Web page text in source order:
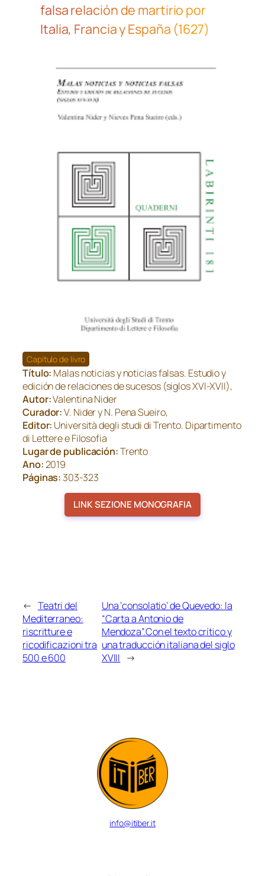
falsa relación de martirio por
Italia, Francia y España (1627)
Capítulo de livro
Título: Malas noticias y noticias falsas. Estudio y
edición de relaciones de sucesos (siglos XVI-XVII),
Autor:Valentina Nider
Curador:V. Nider y N. Pena Sueiro,
Editor: Università degli studi di Trento. Dipartimento
di Lettere e Filosofia
Lugar de publicación:Trento
Ano:2019
Páginas: 303-323
LINK SEZIONE MONOGRAFIA
← Teatri del
Mediterraneo:
riscritture e
ricodificazioni tra
500 e 600
Una ‘consolatio’ de Quevedo: la
“Carta a Antonio de
Mendoza”.Con el texto crítico y
una traducción italiana del siglo
XVIII →
info@itiber.it